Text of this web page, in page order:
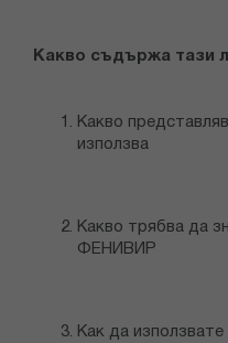
Какво съдържа тази
Какво
използва
Какво трябва да
ФЕНИВИР
Как да